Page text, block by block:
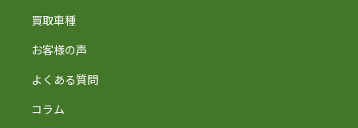
買取車種
お客様の声
よくある質問
コラム